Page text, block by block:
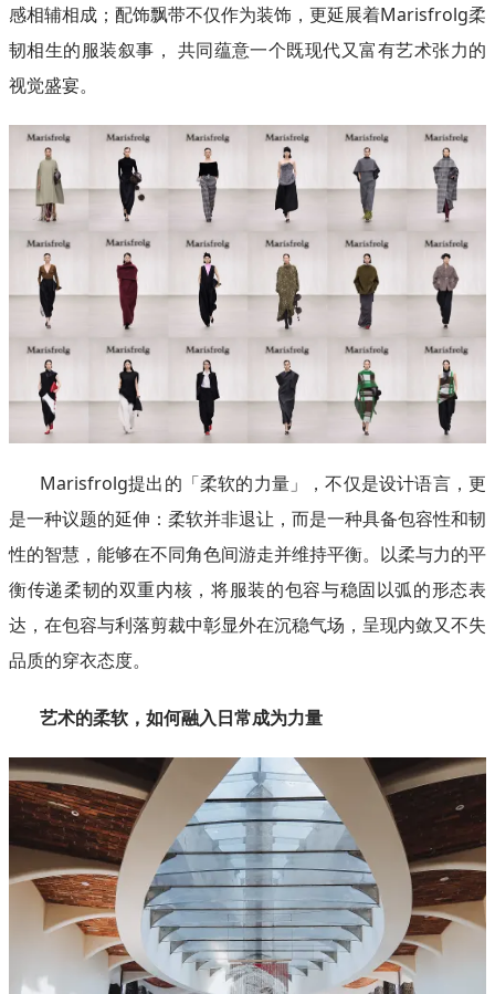
感相辅相成；配饰飘带不仅作为装饰，更延展着Marisfrolg柔
韧相生的服装叙事， 共同蕴意一个既现代又富有艺术张力的
视觉盛宴。
Marisfrolg提出的「柔软的力量」，不仅是设计语言，更
是一种议题的延伸：柔软并非退让，而是一种具备包容性和韧
性的智慧，能够在不同角色间游走并维持平衡。以柔与力的平
衡传递柔韧的双重内核，将服装的包容与稳固以弧的形态表
达，在包容与利落剪裁中彰显外在沉稳气场，呈现内敛又不失
品质的穿衣态度。
艺术的柔软，如何融入日常成为力量